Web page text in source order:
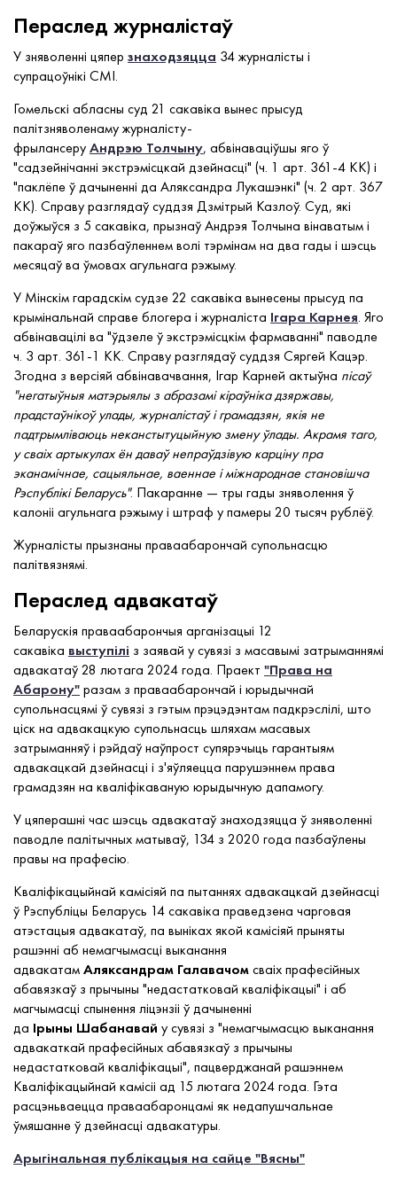
Пераслед журналістаў
У зняволенні цяпер знаходзяцца 34 журналісты і
супрацоўнікі СМІ.
Гомельскі абласны суд 21 сакавіка вынес прысуд
палітзняволенаму журналісту-
фрылансеруАндрэю Толчыну, абвінаваціўшы яго ў
"садзейнічанні экстрэмісцкай дзейнасці" (ч. 1 арт. 361-4 КК) і
"паклёпе ў дачыненні да Аляксандра Лукашэнкі" (ч. 2 арт. 367
КК). Справу разглядаў суддзя Дзмітрый Казлоў. Суд, які
доўжыўся з 5 сакавіка, прызнаў Андрэя Толчына вінаватым і
пакараў яго пазбаўленнем волі тэрмінам на два гады і шэсць
месяцаў ва ўмовах агульнага рэжыму.
У Мінскім гарадскім судзе 22 сакавіка вынесены прысуд па
крымінальнай справе блогера і журналіста Ігара Карнея. Яго
абвінавацілі ва "ўдзеле ў экстрэмісцкім фармаванні" паводле
ч. 3 арт. 361-1 КК. Справу разглядаў суддзя Сяргей Кацэр.
Згодна з версіяй абвінавачвання, Ігар Карней актыўна пісаў
"негатыўныя матэрыялы з абразамі кіраўніка дзяржавы,
прадстаўнікоў улады, журналістаў і грамадзян, якія не
падтрымліваюць неканстытуцыйную змену ўлады. Акрамя таго,
у сваіх артыкулах ён даваў непраўдзівую карціну пра
эканамічнае, сацыяльнае, ваеннае і міжнароднае становішча
Рэспублікі Беларусь". Пакаранне — тры гады зняволення ў
калоніі агульнага рэжыму і штраф у памеры 20 тысяч рублёў.
Журналісты прызнаны праваабарончай супольнасцю
палітвязнямі.
Пераслед адвакатаў
Беларускія праваабарончыя арганізацыі 12
сакавіка выступілі з заявай у сувязі з масавымі затрыманнямі
адвакатаў 28 лютага 2024 года. Праект "Права на
Абарону"разам з праваабарончай і юрыдычнай
супольнасцямі ў сувязі з гэтым прэцэдэнтам падкрэслілі, што
ціск на адвакацкую супольнасць шляхам масавых
затрыманняў і рэйдаў наўпрост супярэчыць гарантыям
адвакацкай дзейнасці і з'яўляецца парушэннем права
грамадзян на кваліфікаваную юрыдычную дапамогу.
У цяперашні час шэсць адвакатаў знаходзяцца ў зняволенні
паводле палітычных матываў, 134 з 2020 года пазбаўлены
правы на прафесію.
Кваліфікацыйнай камісіяй па пытаннях адвакацкай дзейнасці
ў Рэспубліцы Беларусь 14 сакавіка праведзена чарговая
атэстацыя адвакатаў, па выніках якой камісіяй прыняты
рашэнні аб немагчымасці выканання
адвакатамАляксандрам Галавачомсваіх прафесійных
абавязкаў з прычыны "недастатковай кваліфікацыі" і аб
магчымасці спынення ліцэнзіі ў дачыненні
да Ірыны Шабанавай у сувязі з "немагчымасцю выканання
адвакаткай прафесійных абавязкаў з прычыны
недастатковай кваліфікацыі", пацверджанай рашэннем
Кваліфікацыйнай камісіі ад 15 лютага 2024 года. Гэта
расцэньваецца праваабаронцамі як недапушчальнае
ўмяшанне ў дзейнасці адвакатуры.
Арыгінальная публікацыя на сайце "Вясны"